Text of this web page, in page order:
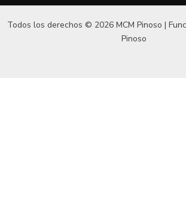
Todos los derechos © 2026 MCM Pinoso |
Pinoso